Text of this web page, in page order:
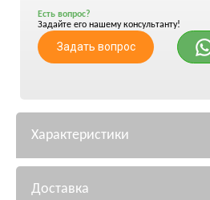
Есть вопрос?
Задайте его нашему консультанту!
Задать вопрос
Характеристики
Доставка